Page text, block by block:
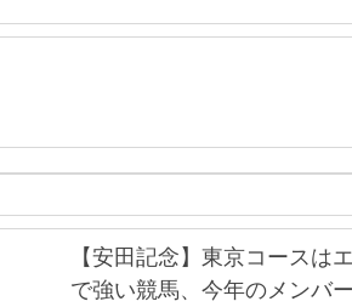
【安田記念】東京コースは
で強い競馬、今年のメンバ